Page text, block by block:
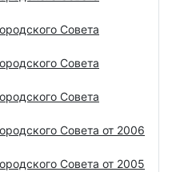
Совета
Совета
Совета
Совета от 2006
Совета от 2005